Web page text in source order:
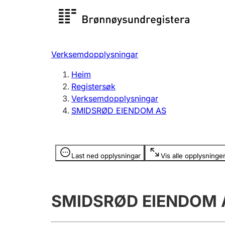
Registersøk
Registrere, endre, slette
Verksemdopplysningar
Heim
Registersøk
Verksemdopplysningar
SMIDSRØD EIENDOM AS
Last ned opplysningar Vis alle opplysninger
Opplysninger er skjult
SMIDSRØD EIENDOM